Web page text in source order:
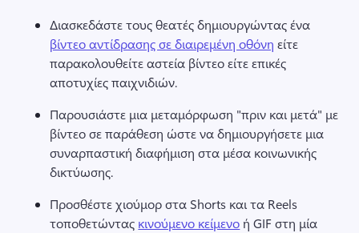
Διασκεδάστε τους θεατές δημιουργώντας ένα
βίντεο αντίδρασης σε διαιρεμένη οθόνη είτε
παρακολουθείτε αστεία βίντεο είτε επικές
αποτυχίες παιχνιδιών.
Παρουσιάστε μια μεταμόρφωση "πριν και μετά" με
βίντεο σε παράθεση ώστε να δημιουργήσετε μια
συναρπαστική διαφήμιση στα μέσα κοινωνικής
δικτύωσης.
Προσθέστε χιούμορ στα Shorts και τα Reels
τοποθετώντας κινούμενο κείμενο ή GIF στη μία